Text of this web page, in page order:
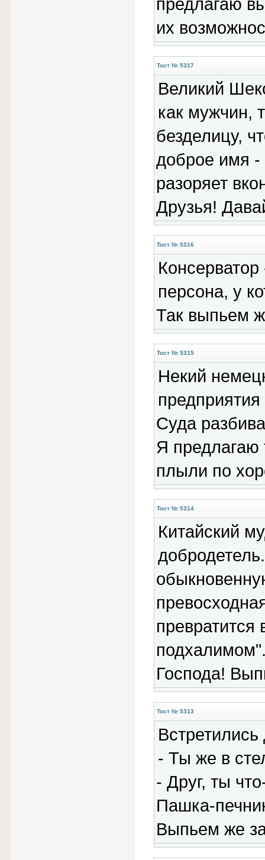
предлагаю
их
Тост № 5317
Великий
как мужчин,
безделицу,
доброе имя -
разоряет
Друзья!
Тост № 5316
Консерватор
персона, у
Так выпьем
Тост № 5315
Некий
Суда
Я предлагаю
плыли по
Тост № 5314
Китайский
превратится
Господа!
Тост № 5313
- Ты же в
- Друг, ты
Пашка-
Выпьем же